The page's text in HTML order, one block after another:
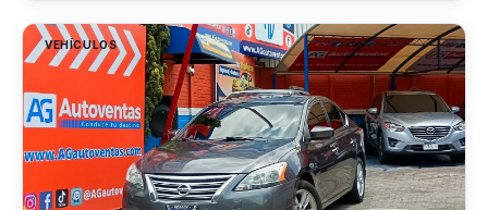
VEHÍCULOS